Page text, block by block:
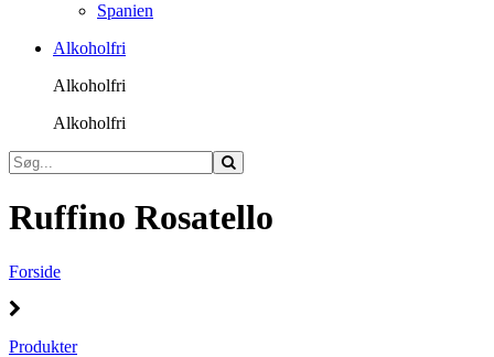
Spanien
Alkoholfri
Alkoholfri
Alkoholfri
Ruffino Rosatello
Forside
Produkter